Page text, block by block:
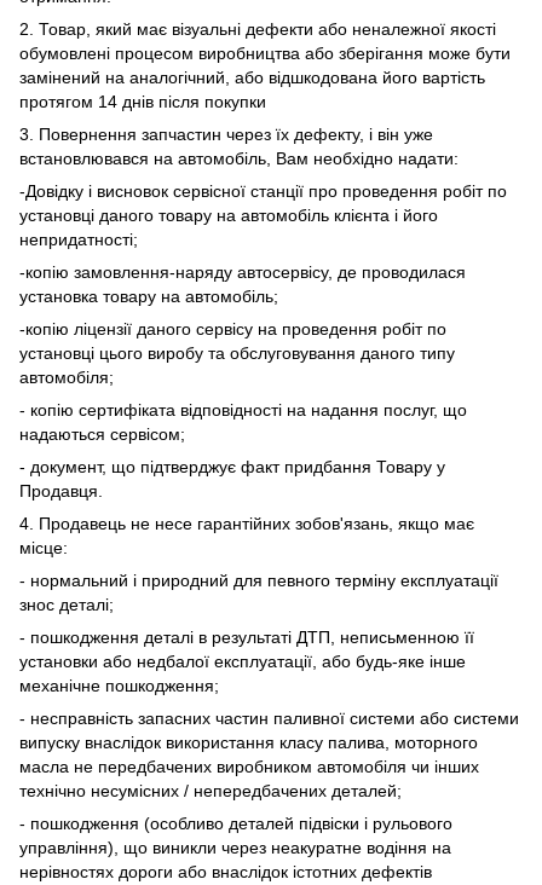
2. Товар, який має візуальні дефекти або неналежної якості
обумовлені процесом виробництва або зберігання може бути
замінений на аналогічний, або відшкодована його вартість
протягом 14 днів після покупки
3. Повернення запчастин через їх дефекту, і він уже
встановлювався на автомобіль, Вам необхідно надати:
-Довідку і висновок сервісної станції про проведення робіт по
установці даного товару на автомобіль клієнта і його
непридатності;
-копію замовлення-наряду автосервісу, де проводилася
установка товару на автомобіль;
-копію ліцензії даного сервісу на проведення робіт по
установці цього виробу та обслуговування даного типу
автомобіля;
- копію сертифіката відповідності на надання послуг, що
надаються сервісом;
- документ, що підтверджує факт придбання Товару у
Продавця.
4. Продавець не несе гарантійних зобов'язань, якщо має
місце:
- нормальний і природний для певного терміну експлуатації
знос деталі;
- пошкодження деталі в результаті ДТП, неписьменною її
установки або недбалої експлуатації, або будь-яке інше
механічне пошкодження;
- несправність запасних частин паливної системи або системи
випуску внаслідок використання класу палива, моторного
масла не передбачених виробником автомобіля чи інших
технічно несумісних / непередбачених деталей;
- пошкодження (особливо деталей підвіски і рульового
управління), що виникли через неакуратне водіння на
нерівностях дороги або внаслідок істотних дефектів